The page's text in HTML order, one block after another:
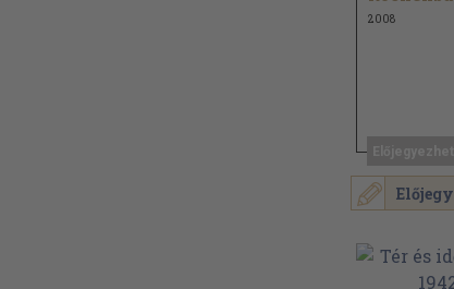
2008